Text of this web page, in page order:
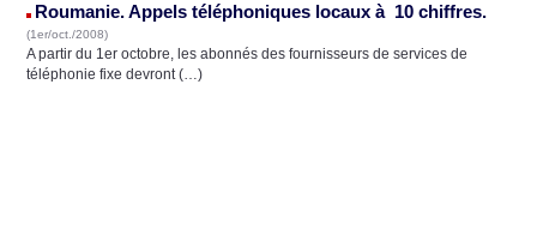
Roumanie. Appels téléphoniques locaux à 10 chiffres.
(1er/oct./2008)
A partir du 1er octobre, les abonnés des fournisseurs de services de
téléphonie fixe devront (…)